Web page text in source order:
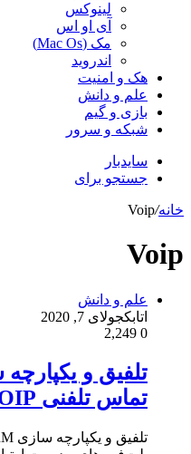
لینوکس
آی او اس
مک (Mac Os)
اندروید
هک و امنیت
علم و دانش
بازی و گیم
شبکه و سرور
سایدبار
جستجو برای
خانه/
Voip
Voip
علم و دانش
اتابکجولای 7, 2020
0
تماس تلفنی VOIP